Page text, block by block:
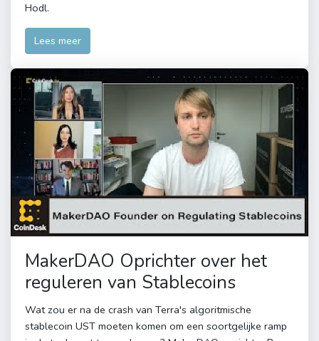
Hodl.
Lees meer
MakerDAO Oprichter over het
reguleren van Stablecoins
Wat zou er na de crash van Terra's algoritmische
stablecoin UST moeten komen om een ​​soortgelijke ramp